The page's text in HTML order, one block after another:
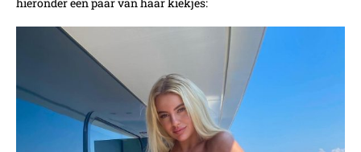
hieronder een paar van haar kiekjes: